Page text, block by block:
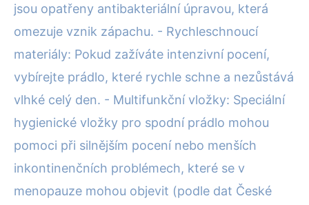
jsou opatřeny antibakteriální úpravou, která
omezuje vznik zápachu. - Rychleschnoucí
materiály: Pokud zažíváte intenzivní pocení,
vybírejte prádlo, které rychle schne a nezůstává
vlhké celý den. - Multifunkční vložky: Speciální
hygienické vložky pro spodní prádlo mohou
pomoci při silnějším pocení nebo menších
inkontinenčních problémech, které se v
menopauze mohou objevit (podle dat České